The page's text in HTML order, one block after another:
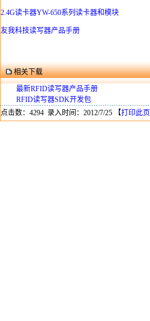
2.4G读卡器YW-650系列读卡器和模块
友我科技读写器产品手册
相关下载
最新RFID读写器产品手册
RFID读写器SDK开发包
点击数：4294 录入时间：2012/7/25 【打印此页